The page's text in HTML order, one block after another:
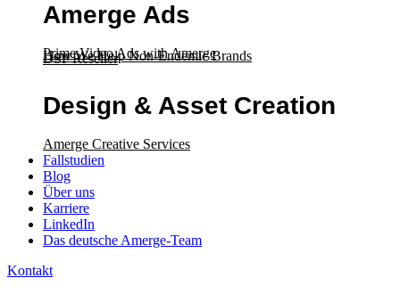
Amerge Ads
Prime Video Ads with Amerge
How We Help Non-Endemic Brands
DSP Reseller
Design & Asset Creation
Amerge Creative Services
Fallstudien
Blog
Über uns
Karriere
LinkedIn
Das deutsche Amerge-Team
Kontakt